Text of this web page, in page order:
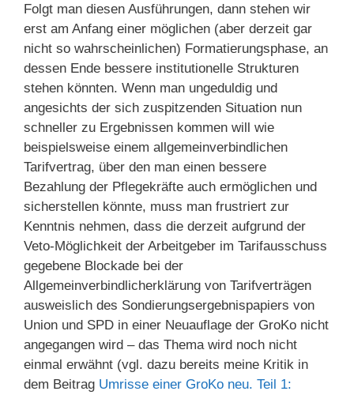
Folgt man diesen Ausführungen, dann stehen wir
erst am Anfang einer möglichen (aber derzeit gar
nicht so wahrscheinlichen) Formatierungsphase, an
dessen Ende bessere institutionelle Strukturen
stehen könnten. Wenn man ungeduldig und
angesichts der sich zuspitzenden Situation nun
schneller zu Ergebnissen kommen will wie
beispielsweise einem allgemeinverbindlichen
Tarifvertrag, über den man einen bessere
Bezahlung der Pflegekräfte auch ermöglichen und
sicherstellen könnte, muss man frustriert zur
Kenntnis nehmen, dass die derzeit aufgrund der
Veto-Möglichkeit der Arbeitgeber im Tarifausschuss
gegebene Blockade bei der
Allgemeinverbindlicherklärung von Tarifverträgen
ausweislich des Sondierungsergebnispapiers von
Union und SPD in einer Neuauflage der GroKo nicht
angegangen wird – das Thema wird noch nicht
einmal erwähnt (vgl. dazu bereits meine Kritik in
dem Beitrag Umrisse einer GroKo neu. Teil 1: